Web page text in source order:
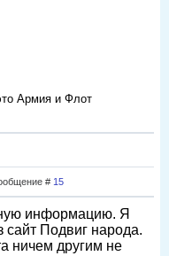
Армия и Флот
# 15
информацию. Я
сайт Подвиг народа.
ничем другим не